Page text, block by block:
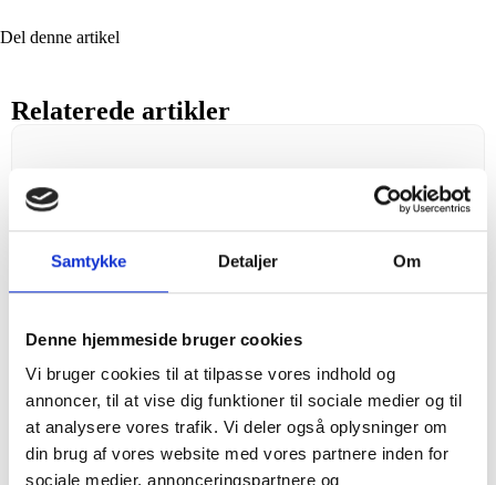
Samtykke Detaljer Om
Denne hjemmeside bruger cookies
Vi bruger cookies til at tilpasse vores indhold og
annoncer, til at vise dig funktioner til sociale medier og til
at analysere vores trafik. Vi deler også oplysninger om
din brug af vores website med vores partnere inden for
sociale medier, annonceringspartnere og
Del denne artikel
Relaterede artikler
Værktøjer til at prioritere og sætte tid
af til mere innovation
Søren Hejne Hansen Februar 2026